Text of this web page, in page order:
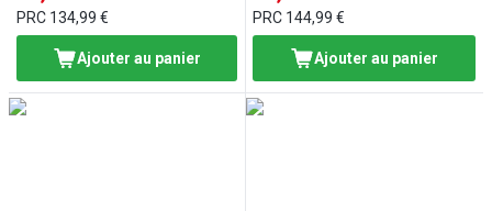
PRC 134,99 €
Ajouter au panier
PRC 144,99 €
Ajouter au panier